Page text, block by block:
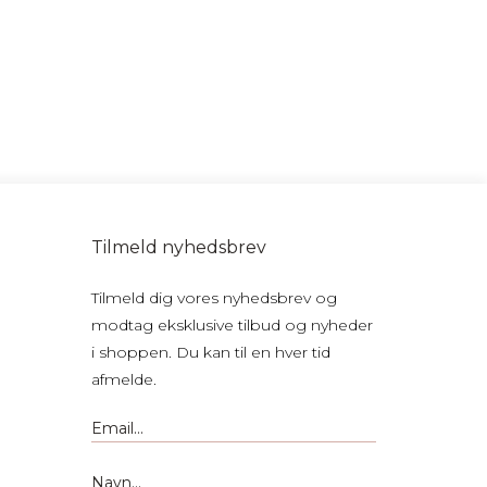
Tilmeld nyhedsbrev
Tilmeld dig vores nyhedsbrev og
modtag eksklusive tilbud og nyheder
i shoppen. Du kan til en hver tid
afmelde.